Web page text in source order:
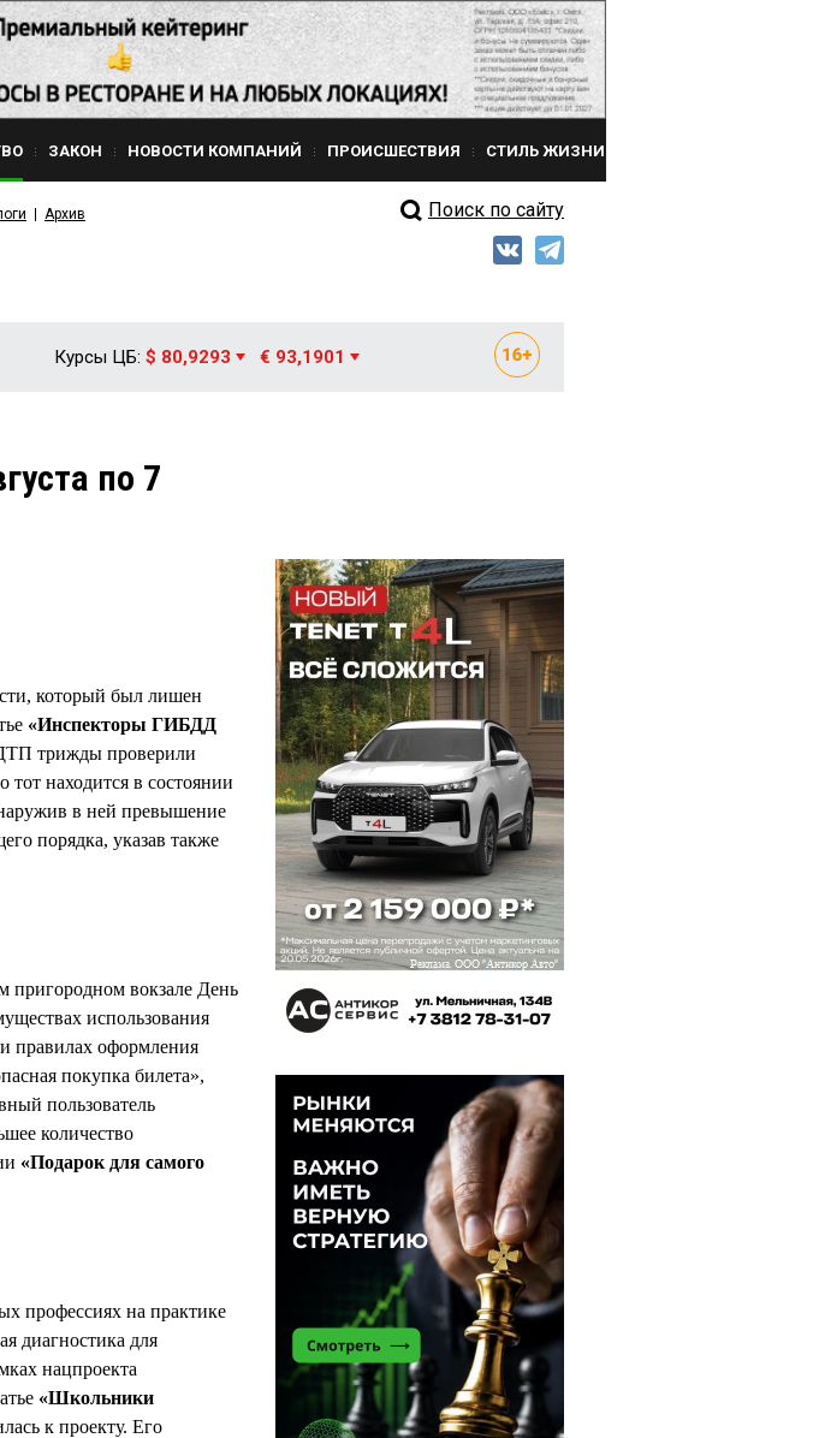
ЗАКОН НОВОСТИ КОМПАНИЙ ПРОИСШЕСТВИЯ СТИЛЬ ЖИЗНИ
Архив Поиск по сайту
Курсы ЦБ: $ 80,9293 € 93,1901
по 7
который был лишен
«Инспекторы ГИБДД
трижды проверили
находится в состоянии
в ней превышение
порядка, указав также
вокзале День
использования
правилах оформления
покупка билета»,
пользователь
количество
«Подарок для самого
профессиях на практике
диагностика для
нацпроекта
«Школьники
к проекту. Его